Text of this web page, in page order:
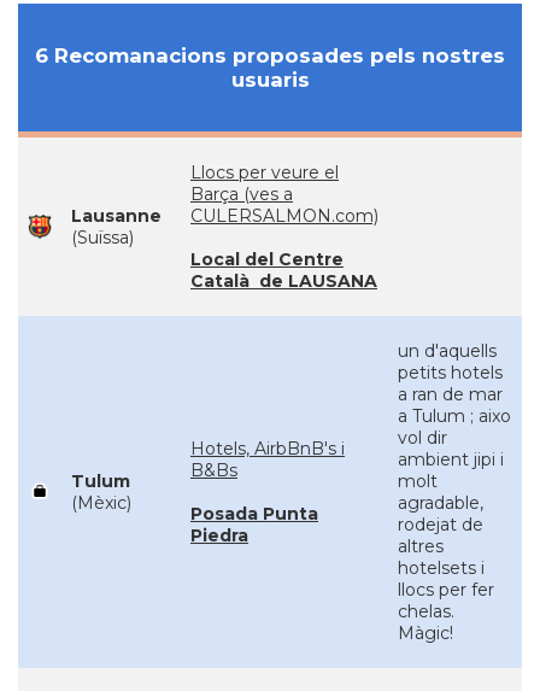
6 Recomanacions proposades pels nostres
usuaris
Lausanne
(Suïssa)
Llocs per veure el
Barça (ves a
CULERSALMON.com)
Local del Centre
Català de LAUSANA
Tulum
(Mèxic)
Hotels, AirbBnB's i
B&Bs
Posada Punta
Piedra
un d'aquells
petits hotels
a ran de mar
a Tulum ; aixo
vol dir
ambient jipi i
molt
agradable,
rodejat de
altres
hotelsets i
llocs per fer
chelas.
Màgic!